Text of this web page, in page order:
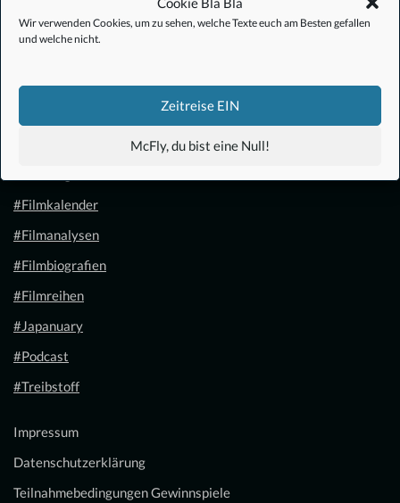
Wir verwenden Cookies, um zu sehen, welche Texte euch am Besten gefallen
und welche nicht.
Zeitreise EIN
McFly, du bist eine Null!
#Filmkalender
#Filmanalysen
#Filmbiografien
#Filmreihen
#Japanuary
#Podcast
#Treibstoff
Impressum
Datenschutzerklärung
Teilnahmebedingungen Gewinnspiele